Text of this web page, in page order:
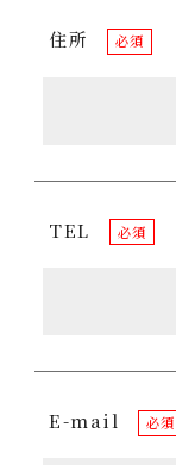
住所 必須
TEL 必須
E-mail 必須